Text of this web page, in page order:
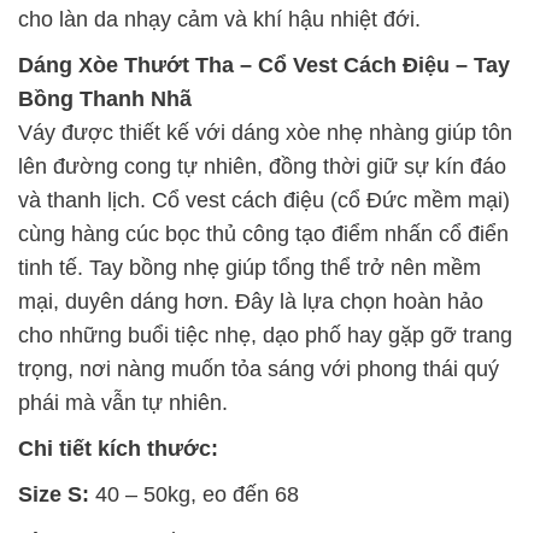
cho làn da nhạy cảm và khí hậu nhiệt đới.
Dáng Xòe Thướt Tha – Cổ Vest Cách Điệu – Tay
Bồng Thanh Nhã
Váy được thiết kế với dáng xòe nhẹ nhàng giúp tôn
lên đường cong tự nhiên, đồng thời giữ sự kín đáo
và thanh lịch. Cổ vest cách điệu (cổ Đức mềm mại)
cùng hàng cúc bọc thủ công tạo điểm nhấn cổ điển
tinh tế. Tay bồng nhẹ giúp tổng thể trở nên mềm
mại, duyên dáng hơn. Đây là lựa chọn hoàn hảo
cho những buổi tiệc nhẹ, dạo phố hay gặp gỡ trang
trọng, nơi nàng muốn tỏa sáng với phong thái quý
phái mà vẫn tự nhiên.
Chi tiết kích thước:
Size S: 40 – 50kg, eo đến 68